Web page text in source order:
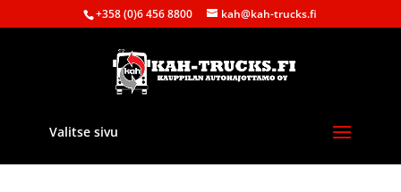
+358 (0)6 456 8800 kah@kah-trucks.fi
Valitse sivu